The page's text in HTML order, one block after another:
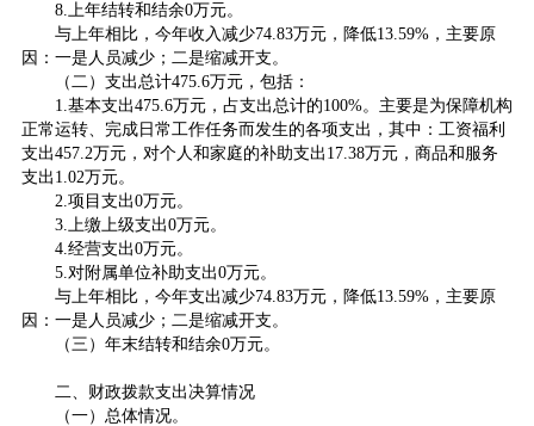
8.上年结转和结余0万元。
与上年相比，今年收入减少74.83万元，降低13.59%，主要原
因：一是人员减少；二是缩减开支。
（二）支出总计475.6万元，包括：
1.基本支出475.6万元，占支出总计的100%。主要是为保障机构
正常运转、完成日常工作任务而发生的各项支出，其中：工资福利
支出457.2万元，对个人和家庭的补助支出17.38万元，商品和服务
支出1.02万元。
2.项目支出0万元。
3.上缴上级支出0万元。
4.经营支出0万元。
5.对附属单位补助支出0万元。
与上年相比，今年支出减少74.83万元，降低13.59%，主要原
因：一是人员减少；二是缩减开支。
（三）年末结转和结余0万元。
二、财政拨款支出决算情况
（一）总体情况。